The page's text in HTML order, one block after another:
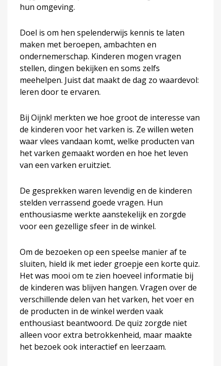
hun omgeving.
Doel is om hen spelenderwijs kennis te laten
maken met beroepen, ambachten en
ondernemerschap. Kinderen mogen vragen
stellen, dingen bekijken en soms zelfs
meehelpen. Juist dat maakt de dag zo waardevol:
leren door te ervaren.
Bij Oijnk! merkten we hoe groot de interesse van
de kinderen voor het varken is. Ze willen weten
waar vlees vandaan komt, welke producten van
het varken gemaakt worden en hoe het leven
van een varken eruitziet.
De gesprekken waren levendig en de kinderen
stelden verrassend goede vragen. Hun
enthousiasme werkte aanstekelijk en zorgde
voor een gezellige sfeer in de winkel.
Om de bezoeken op een speelse manier af te
sluiten, hield ik met ieder groepje een korte quiz.
Het was mooi om te zien hoeveel informatie bij
de kinderen was blijven hangen. Vragen over de
verschillende delen van het varken, het voer en
de producten in de winkel werden vaak
enthousiast beantwoord. De quiz zorgde niet
alleen voor extra betrokkenheid, maar maakte
het bezoek ook interactief en leerzaam.